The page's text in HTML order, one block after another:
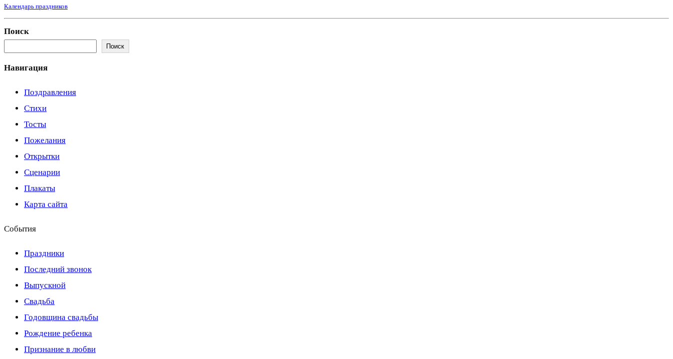
Календарь праздников
Поиск
Поиск
Навигация
Поздравления
Стихи
Тосты
Пожелания
Открытки
Сценарии
Плакаты
Карта сайта
События
Праздники
Последний звонок
Выпускной
Свадьба
Годовщина свадьбы
Рождение ребенка
Признание в любви